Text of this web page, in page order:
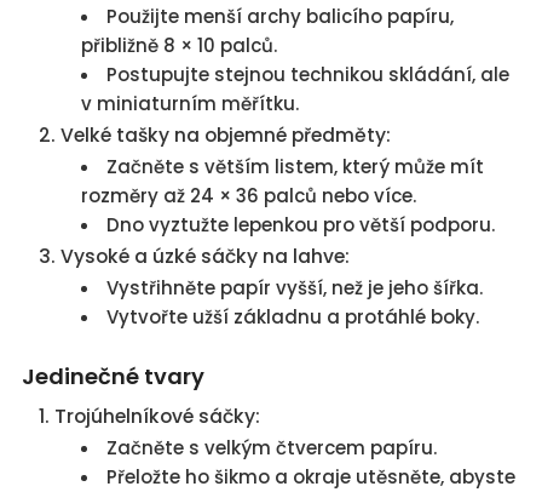
Použijte menší archy balicího papíru,
přibližně 8 × 10 palců.
Postupujte stejnou technikou skládání, ale
v miniaturním měřítku.
Velké tašky na objemné předměty:
Začněte s větším listem, který může mít
rozměry až 24 × 36 palců nebo více.
Dno vyztužte lepenkou pro větší podporu.
Vysoké a úzké sáčky na lahve:
Vystřihněte papír vyšší, než je jeho šířka.
Vytvořte užší základnu a protáhlé boky.
Jedinečné tvary
Trojúhelníkové sáčky:
Začněte s velkým čtvercem papíru.
Přeložte ho šikmo a okraje utěsněte, abyste